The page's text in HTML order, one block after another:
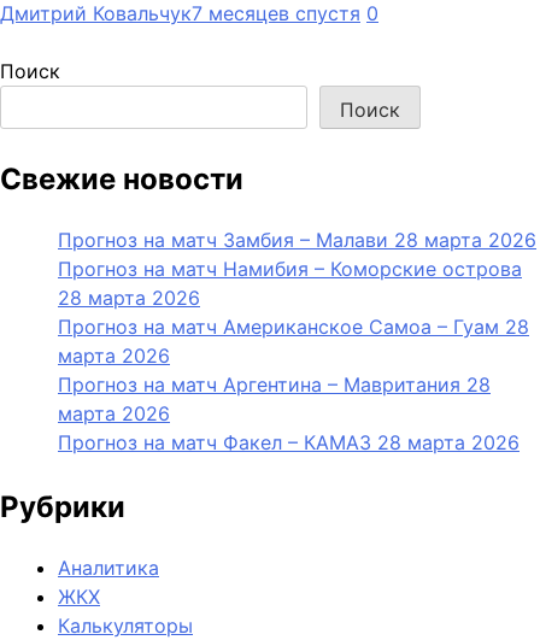
Дмитрий Ковальчук7 месяцев спустя 0
Поиск
Поиск
Свежие новости
Прогноз на матч Замбия – Малави 28 марта 2026
Прогноз на матч Намибия – Коморские острова
28 марта 2026
Прогноз на матч Американское Самоа – Гуам 28
марта 2026
Прогноз на матч Аргентина – Мавритания 28
марта 2026
Прогноз на матч Факел – КАМАЗ 28 марта 2026
Рубрики
Аналитика
ЖКХ
Калькуляторы